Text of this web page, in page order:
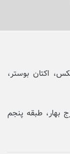
اکتان بوستر،
بهار، طبقه پنجم